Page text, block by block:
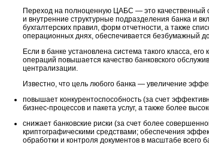
Переход на полноценную ЦАБС — это качественный
и внутренние структурные подразделения банка и
бухгалтерских правил, форм отчетности, а также
операционных днях, обеспечивается безбумажный
Если в банке установлена система такого класса,
операций повышается качество банковского
централизации.
Известно, что цель любого банка — увеличение
повышает конкурентоспособность (за счет
бизнес-процессов и пакета услуг, а также более
снижает банковские риски (за счет более
криптографическими средствами; обеспечения
обработки и контроля документов в масштабе всего